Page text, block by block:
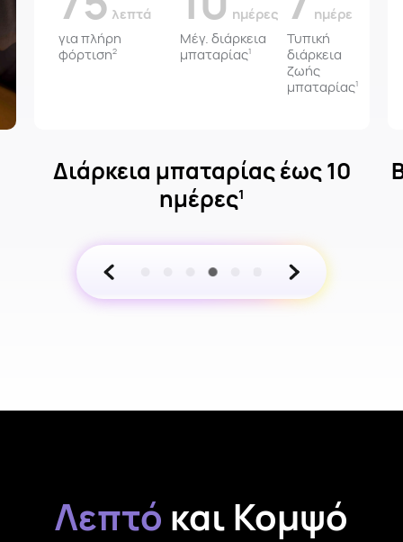
λεπτά
για πλήρη
φόρτιση2
ημέρες
Μέγ. διάρκεια
μπαταρίας1
ημέρες
Τυπική
διάρκεια
ζωής
μπαταρίας1
Διάρκεια μπαταρίας έως 10
ημέρες1
Λεπτό και Κομψό